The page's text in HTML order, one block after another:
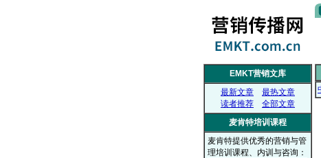
EMKT营销文库
最新文章
最热文章
读者推荐
全部文章
麦肯特培训课程
麦肯特提供优秀的营销与管
理培训课程、内训与咨询：